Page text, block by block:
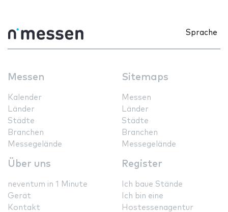
Sprache
Messen
Kalender
Länder
Städte
Branchen
Messegelände
Sitemaps
Messen
Länder
Städte
Branchen
Messegelände
Über uns
neventum in 1 Minute
Gerät
Kontakt
Register
Ich baue Stände
Ich bin eine
Hostessenagentur